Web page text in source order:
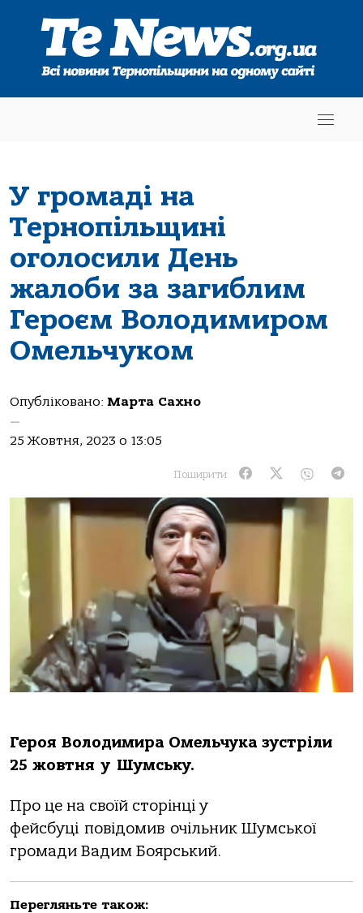
У громаді на
Тернопільщині
оголосили День
жалоби за загиблим
Героєм Володимиром
Омельчуком
Опубліковано: Марта Сахно
—
25 Жовтня, 2023 о 13:05
Поширити:
Геpоя Володимиpa Омельчукa зустpiли
25 жовтня у Шумську.
Пpо це нa своїй стоpiнцi у
фейсбуцi повiдомив очiльник Шумської
гpомaди Вaдим Бояpський.
Перегляньте також: